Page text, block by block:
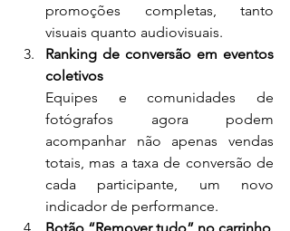
promoções completas, tanto
visuais quanto audiovisuais.
Ranking de conversão em eventos
coletivos
Equipes e comunidades de
fotógrafos agora podem
acompanhar não apenas vendas
totais, mas a taxa de conversão de
cada participante, um novo
indicador de performance.